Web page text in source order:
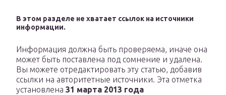
В этом разделе не хватает ссылок на источники
информации.
Информация должна быть проверяема, иначе она
может быть поставлена под сомнение и удалена.
Вы можете отредактировать эту статью, добавив
ссылки на авторитетные источники. Эта отметка
установлена 31 марта 2013 года